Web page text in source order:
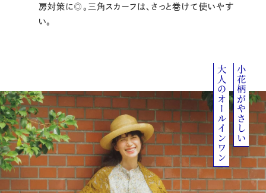
房対策に◎。三角スカーフは、さっと巻けて使いやす
い。
小花柄がやさしい
大人のオールインワン